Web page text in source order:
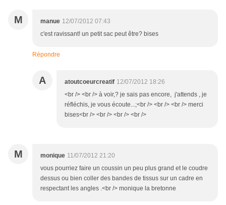
M manue 12/07/2012 07:43
c'est ravissant! un petit sac peut être? bises
Répondre
A atoutcoeurcreatif 12/07/2012 18:26
<br /> <br /> à voir,? je sais pas encore, j'attends , je
réfléchis, je vous écoute...;<br /> <br /> <br /> merci
bises<br /> <br /> <br /> <br />
M monique 11/07/2012 21:20
vous pourriez faire un coussin un peu plus grand et le coudre
dessus ou bien coller des bandes de tissus sur un cadre en
respectant les angles .<br /> monique la bretonne